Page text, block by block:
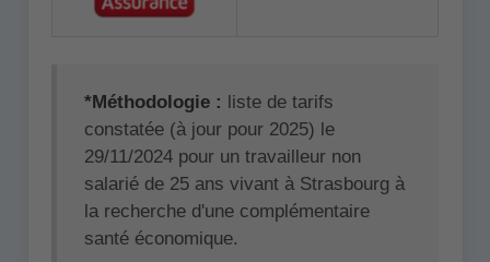
*Méthodologie : liste de tarifs
constatée (à jour pour 2025) le
29/11/2024 pour un travailleur non
salarié de 25 ans vivant à Strasbourg à
la recherche d'une complémentaire
santé économique.